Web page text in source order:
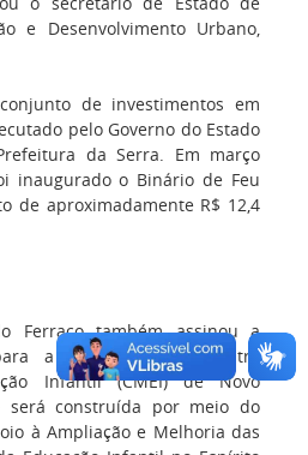
e Desenvolvimento Urbano,
de investimentos em
pelo Governo do Estado
da Serra. Em março
inaugurado o Binário de Feu
de aproximadamente R$ 12,4
Ferraço também assinou a
a construção do Centro
Infantil (CMEI) de Novo
será construída por meio do
à Ampliação e Melhoria das